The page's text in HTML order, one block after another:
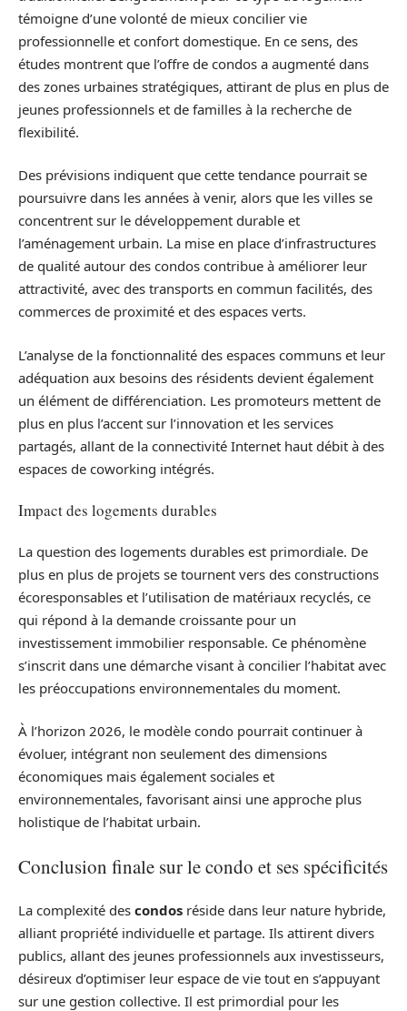
témoigne d’une volonté de mieux concilier vie
professionnelle et confort domestique. En ce sens, des
études montrent que l’offre de condos a augmenté dans
des zones urbaines stratégiques, attirant de plus en plus de
jeunes professionnels et de familles à la recherche de
flexibilité.
Des prévisions indiquent que cette tendance pourrait se
poursuivre dans les années à venir, alors que les villes se
concentrent sur le développement durable et
l’aménagement urbain. La mise en place d’infrastructures
de qualité autour des condos contribue à améliorer leur
attractivité, avec des transports en commun facilités, des
commerces de proximité et des espaces verts.
L’analyse de la fonctionnalité des espaces communs et leur
adéquation aux besoins des résidents devient également
un élément de différenciation. Les promoteurs mettent de
plus en plus l’accent sur l’innovation et les services
partagés, allant de la connectivité Internet haut débit à des
espaces de coworking intégrés.
Impact des logements durables
La question des logements durables est primordiale. De
plus en plus de projets se tournent vers des constructions
écoresponsables et l’utilisation de matériaux recyclés, ce
qui répond à la demande croissante pour un
investissement immobilier responsable. Ce phénomène
s’inscrit dans une démarche visant à concilier l’habitat avec
les préoccupations environnementales du moment.
À l’horizon 2026, le modèle condo pourrait continuer à
évoluer, intégrant non seulement des dimensions
économiques mais également sociales et
environnementales, favorisant ainsi une approche plus
holistique de l’habitat urbain.
Conclusion finale sur le condo et ses spécificités
La complexité des condos réside dans leur nature hybride,
alliant propriété individuelle et partage. Ils attirent divers
publics, allant des jeunes professionnels aux investisseurs,
désireux d’optimiser leur espace de vie tout en s’appuyant
sur une gestion collective. Il est primordial pour les